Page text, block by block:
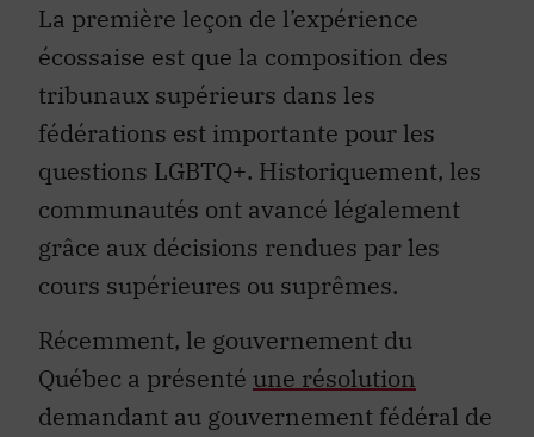
La première leçon de l’expérience
écossaise est que la composition des
tribunaux supérieurs dans les
fédérations est importante pour les
questions LGBTQ+. Historiquement, les
communautés ont avancé légalement
grâce aux décisions rendues par les
cours supérieures ou suprêmes.
Récemment, le gouvernement du
Québec a présenté une résolution
demandant au gouvernement fédéral de